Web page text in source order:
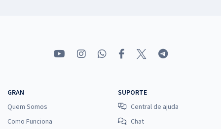
GRAN
Quem Somos
Como Funciona
SUPORTE
Central de ajuda
Chat